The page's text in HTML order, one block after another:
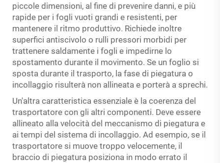
piccole dimensioni, al fine di prevenire danni, e più
rapide per i fogli vuoti grandi e resistenti, per
mantenere il ritmo produttivo. Richiede inoltre
superfici antiscivolo o rulli pressori morbidi per
trattenere saldamente i fogli e impedirne lo
spostamento durante il movimento. Se un foglio si
sposta durante il trasporto, la fase di piegatura o
incollaggio risulterà non allineata e porterà a sprechi.
Un'altra caratteristica essenziale è la coerenza del
trasportatore con gli altri componenti. Deve essere
allineato alla velocità del meccanismo di piegatura e
ai tempi del sistema di incollaggio. Ad esempio, se il
trasportatore si muove troppo velocemente, il
braccio di piegatura posiziona in modo errato il